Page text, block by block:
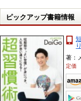
ピックアップ書籍情報
著：
定